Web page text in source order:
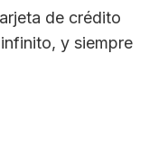
de crédito
y siempre